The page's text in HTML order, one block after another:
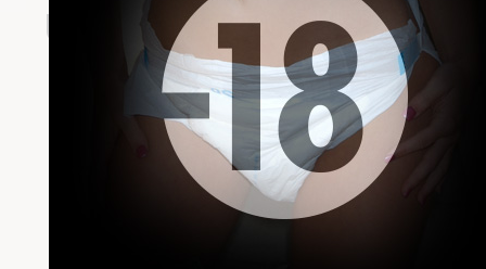
Un compte est
Nom d'utilisateur
Mot de passe